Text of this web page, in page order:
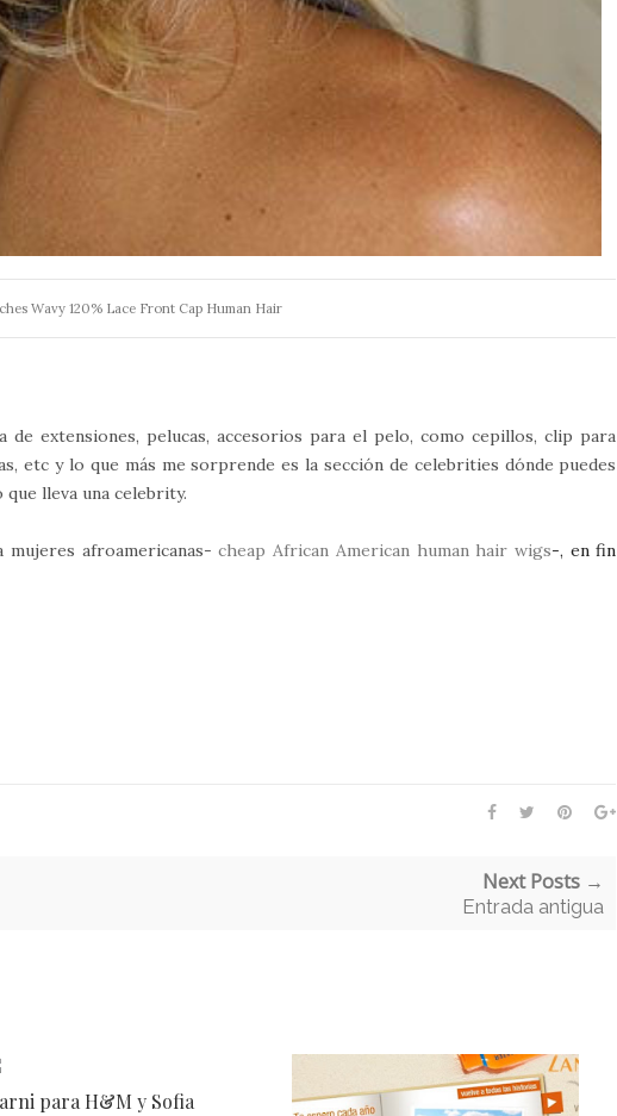
Wavy 120% Lace Front Cap Human Hair
de extensiones, pelucas, accesorios para el pelo, como cepillos, clip para
etc y lo que más me sorprende es la sección de celebrities dónde puedes
lleva una celebrity.
mujeres afroamericanas-cheap African American human hair wigs-, en fin
Next Posts →
Entrada antigua
para H&M y Sofia